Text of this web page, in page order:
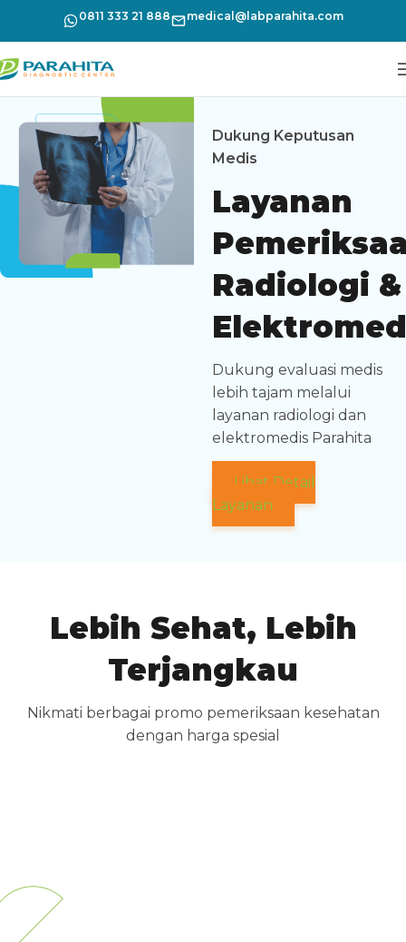
0811 333 21 888 medical@labparahita.com
Dukung Keputusan
Medis
Layanan
Radiologi &
Dukung evaluasi medis
lebih tajam melalui
layanan radiologi dan
elektromedis Parahita
Lihat Detail
Layanan
Lebih Sehat, Lebih
Terjangkau
Nikmati berbagai promo pemeriksaan kesehatan
dengan harga spesial